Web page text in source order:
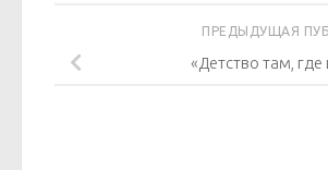
ПРЕДЫДУЩАЯ
«Детство там,